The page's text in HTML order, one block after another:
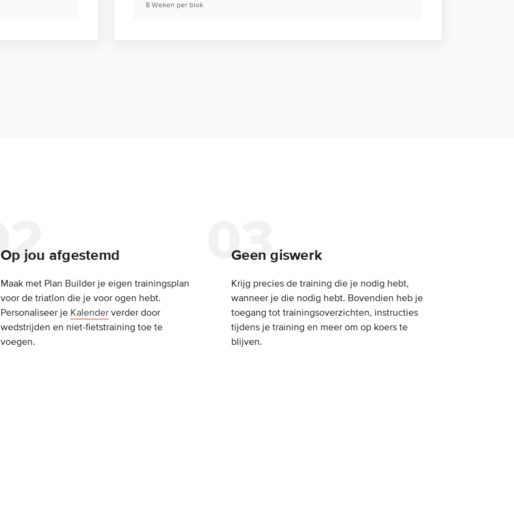
8 Weken per blok
Op jou afgestemd
Maak met Plan Builder je eigen trainingsplan
voor de triatlon die je voor ogen hebt.
Personaliseer je Kalender verder door
wedstrijden en niet-fietstraining toe te
voegen.
Geen giswerk
Krijg precies de training die je nodig hebt,
wanneer je die nodig hebt. Bovendien heb je
toegang tot trainingsoverzichten, instructies
tijdens je training en meer om op koers te
blijven.